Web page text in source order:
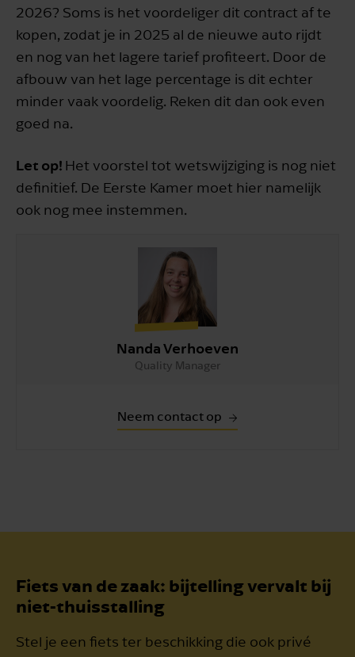
2026? Soms is het voordeliger dit contract af te
kopen, zodat je in 2025 al de nieuwe auto rijdt
en nog van het lagere tarief profiteert. Door de
afbouw van het lage percentage is dit echter
minder vaak voordelig. Reken dit dan ook even
goed na.
Let op! Het voorstel tot wetswijziging is nog niet
definitief. De Eerste Kamer moet hier namelijk
ook nog mee instemmen.
Nanda Verhoeven
Quality Manager
Neem contact op
Fiets van de zaak: bijtelling vervalt bij
niet-thuisstalling
Stel je een fiets ter beschikking die ook privé